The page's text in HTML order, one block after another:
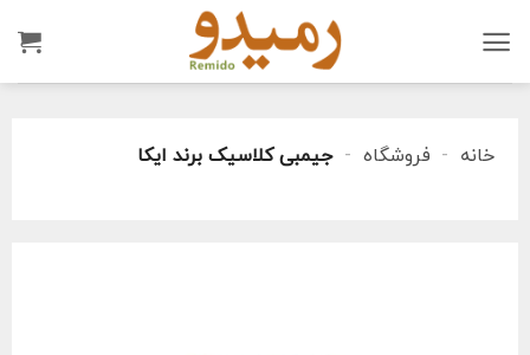
خانه - فروشگاه - جیمبی کلاسیک برند ایکا